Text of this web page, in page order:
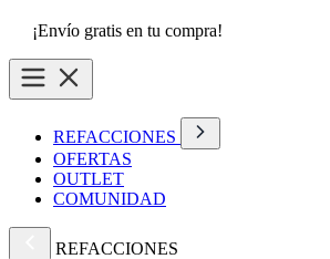
¡Envío gratis en tu compra!
REFACCIONES
OFERTAS
OUTLET
COMUNIDAD
REFACCIONES